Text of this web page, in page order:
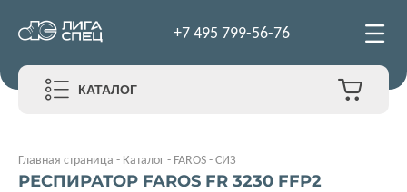
+7 495 799-56-76
КАТАЛОГ
Главная страница - Каталог- FAROS-СИЗ
РЕСПИРАТОР FAROS FR 3230 FFP2